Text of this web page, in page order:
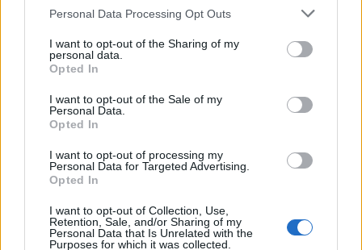
Personal Data Processing Opt Outs
I want to opt-out of the Sharing of my
personal data.
Opted In
I want to opt-out of the Sale of my
Personal Data.
Opted In
I want to opt-out of processing my
Personal Data for Targeted Advertising.
Opted In
I want to opt-out of Collection, Use,
Retention, Sale, and/or Sharing of my
Personal Data that Is Unrelated with the
Purposes for which it was collected.
ΕΠΙΚΑΙΡΌΤΗΤΑ 25/10/2024 - 11:43
Νοσοκομείο Χανίων: Τραυματισμός νοσηλευτή